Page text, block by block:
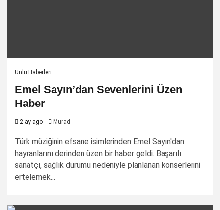
Ünlü Haberleri
Emel Sayın’dan Sevenlerini Üzen
Haber
2 ay ago Murad
Türk müziğinin efsane isimlerinden Emel Sayın'dan
hayranlarını derinden üzen bir haber geldi. Başarılı
sanatçı, sağlık durumu nedeniyle planlanan konserlerini
ertelemek...